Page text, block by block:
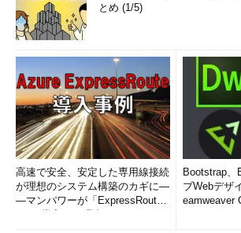
とめ (1/5)
高速で安全、安定した専用線接続
が理想のシステム構築のカギに―
―マンパワーが「ExpressRout
Bootstrap、
ブWebデザ
eamweaver